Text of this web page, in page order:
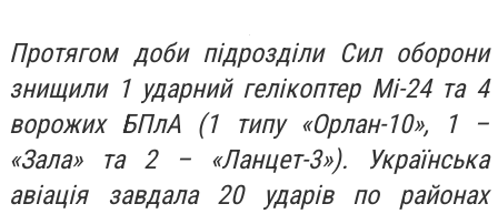
Протягом доби підрозділи Сил оборони
знищили 1 ударний гелікоптер Мі-24 та 4
ворожих БПлА (1 типу «Орлан-10», 1 –
«Зала» та 2 – «Ланцет-3»). Українська
авіація завдала 20 ударів по районах